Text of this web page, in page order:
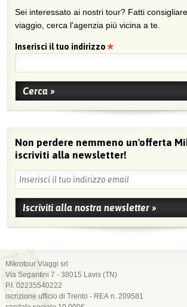
Sei interessato ai nostri tour? Fatti
viaggio, cerca l'agenzia più vicina a te.
Inserisci il tuo indirizzo
Non perdere nemmeno un'offerta
iscriviti alla newsletter!
Mikrotour Viaggi srl
Via Segantini 7 - 38015 Lavis (TN)
P.I. 02235540222
iscrizione ufficio di Trento - REA n. 209581